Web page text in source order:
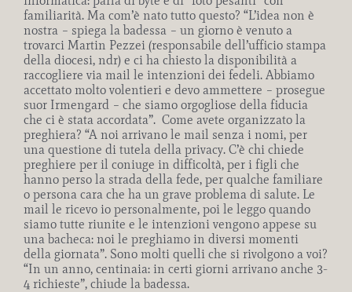
familiarità. Ma com’è nato tutto questo? “L’idea non è
nostra – spiega la badessa – un giorno è venuto a
trovarci Martin Pezzei (responsabile dell’ufficio stampa
della diocesi, ndr) e ci ha chiesto la disponibilità a
raccogliere via mail le intenzioni dei fedeli. Abbiamo
accettato molto volentieri e devo ammettere – prosegue
suor Irmengard – che siamo orgogliose della fiducia
che ci è stata accordata”. Come avete organizzato la
preghiera? “A noi arrivano le mail senza i nomi, per
una questione di tutela della privacy. C’è chi chiede
preghiere per il coniuge in difficoltà, per i figli che
hanno perso la strada della fede, per qualche familiare
o persona cara che ha un grave problema di salute. Le
mail le ricevo io personalmente, poi le leggo quando
siamo tutte riunite e le intenzioni vengono appese su
una bacheca: noi le preghiamo in diversi momenti
della giornata”. Sono molti quelli che si rivolgono a voi?
“In un anno, centinaia: in certi giorni arrivano anche 3-
4 richieste”, chiude la badessa.